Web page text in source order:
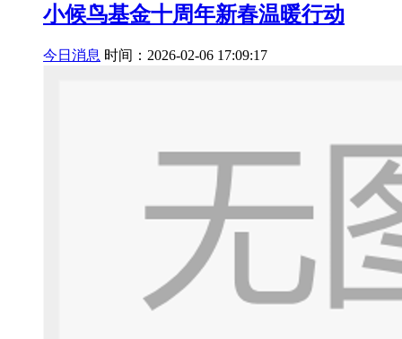
小候鸟基金十周年新春温暖行动
今日消息 时间：2026-02-06 17:09:17